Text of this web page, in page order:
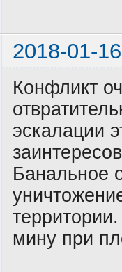
2018-01-
Конфликт
эскалации
Банальное
мину при